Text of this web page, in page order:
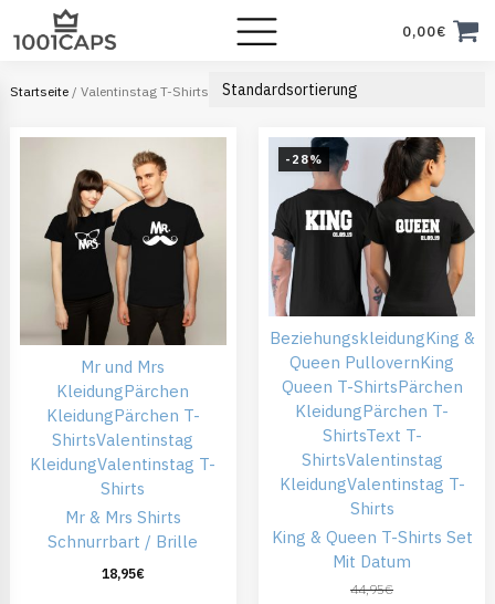
0,00€
Startseite/ Valentinstag T-Shirts
Mr und Mrs
KleidungPärchen
KleidungPärchen T-
ShirtsValentinstag
KleidungValentinstag T-
Shirts
Mr & Mrs Shirts
Schnurrbart / Brille
18,95€
-28%
BeziehungskleidungKing &
Queen PullovernKing
Queen T-ShirtsPärchen
KleidungPärchen T-
ShirtsText T-
ShirtsValentinstag
KleidungValentinstag T-
Shirts
King & Queen T-Shirts Set
Mit Datum
44,95€